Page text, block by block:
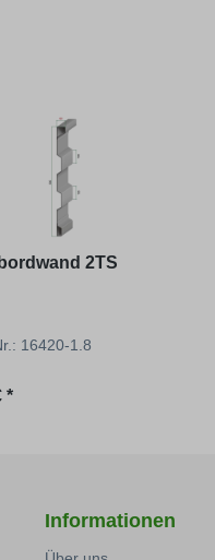
2TS
16420-1.8
Preis:
*
Informationen